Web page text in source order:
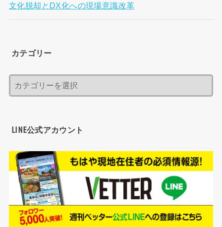
文化脱却とDX化への現場意識改革
カテゴリー
LINE公式アカウント